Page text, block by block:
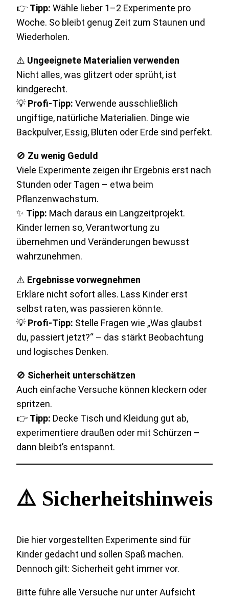
👉 Tipp: Wähle lieber 1–2 Experimente pro
Woche. So bleibt genug Zeit zum Staunen und
Wiederholen.
⚠️ Ungeeignete Materialien verwenden
Nicht alles, was glitzert oder sprüht, ist
kindgerecht.
💡 Profi-Tipp: Verwende ausschließlich
ungiftige, natürliche Materialien. Dinge wie
Backpulver, Essig, Blüten oder Erde sind perfekt.
🚫 Zu wenig Geduld
Viele Experimente zeigen ihr Ergebnis erst nach
Stunden oder Tagen – etwa beim
Pflanzenwachstum.
✨ Tipp: Mach daraus ein Langzeitprojekt.
Kinder lernen so, Verantwortung zu
übernehmen und Veränderungen bewusst
wahrzunehmen.
⚠️ Ergebnisse vorwegnehmen
Erkläre nicht sofort alles. Lass Kinder erst
selbst raten, was passieren könnte.
💡 Profi-Tipp: Stelle Fragen wie „Was glaubst
du, passiert jetzt?“ – das stärkt Beobachtung
und logisches Denken.
🚫 Sicherheit unterschätzen
Auch einfache Versuche können kleckern oder
spritzen.
👉 Tipp: Decke Tisch und Kleidung gut ab,
experimentiere draußen oder mit Schürzen –
dann bleibt’s entspannt.
⚠️ Sicherheitshinweis
Die hier vorgestellten Experimente sind für
Kinder gedacht und sollen Spaß machen.
Dennoch gilt: Sicherheit geht immer vor.
Bitte führe alle Versuche nur unter Aufsicht